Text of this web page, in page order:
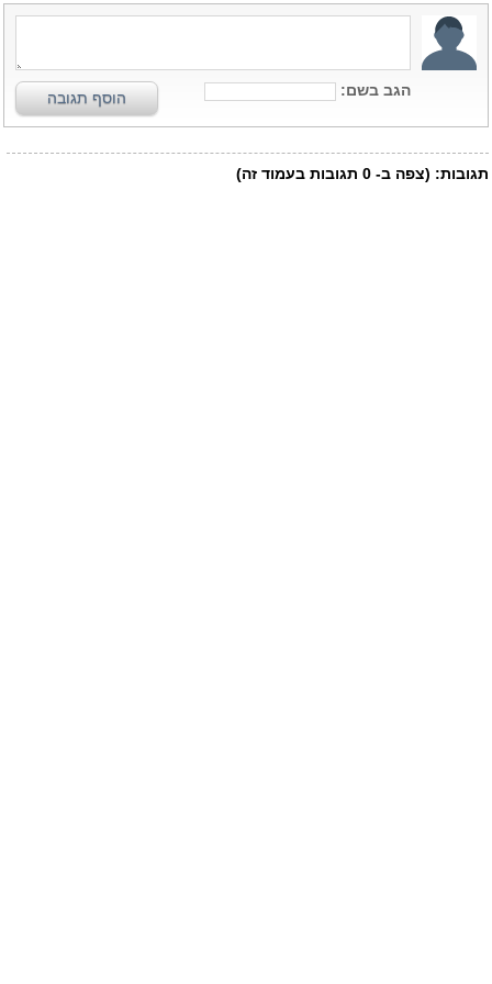
הגב בשם: הוסף תגובה
תגובות: (צפה ב- 0 תגובות בעמוד זה)